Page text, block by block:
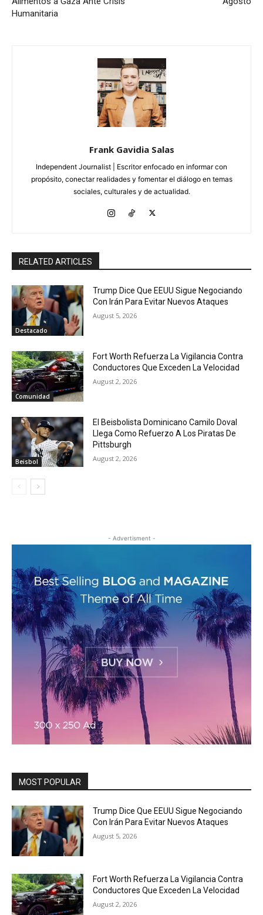
Humanitaria
Frank Gavidia Salas
Independent Journalist | Escritor enfocado en informar con
propósito, conectar realidades y fomentar el diálogo en temas
sociales, culturales y de actualidad.
RELATED ARTICLES
Destacado
Trump Dice Que EEUU Sigue Negociando
Con Irán Para Evitar Nuevos Ataques
August 5, 2026
Comunidad
Fort Worth Refuerza La Vigilancia Contra
Conductores Que Exceden La Velocidad
August 2, 2026
Beisbol
El Beisbolista Dominicano Camilo Doval
Llega Como Refuerzo A Los Piratas De
Pittsburgh
August 2, 2026
- Advertisment -
MOST POPULAR
Trump Dice Que EEUU Sigue Negociando
Con Irán Para Evitar Nuevos Ataques
August 5, 2026
Fort Worth Refuerza La Vigilancia Contra
Conductores Que Exceden La Velocidad
August 2, 2026